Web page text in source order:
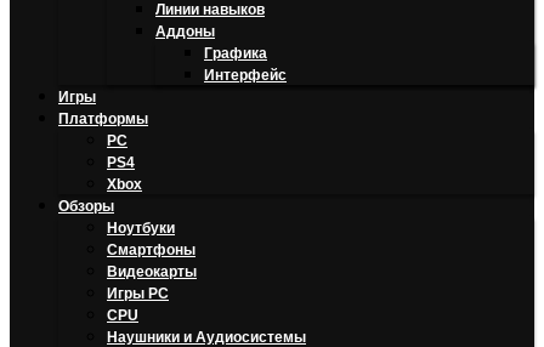
Линии навыков
Аддоны
Графика
Интерфейс
Игры
Платформы
PC
PS4
Xbox
Обзоры
Ноутбуки
Смартфоны
Видеокарты
Игры PC
CPU
Наушники и Аудиосистемы